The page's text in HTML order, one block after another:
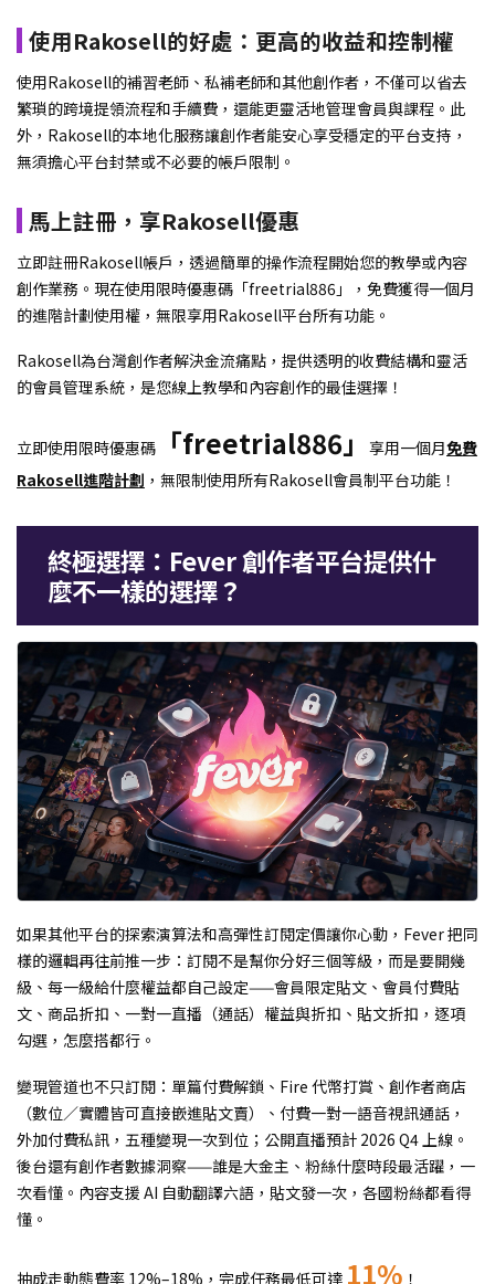
使用Rakosell的好處：更高的收益和控制權
使用Rakosell的補習老師、私補老師和其他創作者，不僅可以省去
繁瑣的跨境提領流程和手續費，還能更靈活地管理會員與課程。此
外，Rakosell的本地化服務讓創作者能安心享受穩定的平台支持，
無須擔心平台封禁或不必要的帳戶限制。
馬上註冊，享Rakosell優惠
立即註冊Rakosell帳戶，透過簡單的操作流程開始您的教學或內容
創作業務。現在使用限時優惠碼「freetrial886」，免費獲得一個月
的進階計劃使用權，無限享用Rakosell平台所有功能。
Rakosell為台灣創作者解決金流痛點，提供透明的收費結構和靈活
的會員管理系統，是您線上教學和內容創作的最佳選擇！
立即使用限時優惠碼 「freetrial886」 享用一個月免費
Rakosell進階計劃 ，無限制使用所有Rakosell會員制平台功能！
終極選擇：Fever 創作者平台提供什
麼不一樣的選擇？
如果其他平台的探索演算法和高彈性訂閱定價讓你心動，Fever 把同
樣的邏輯再往前推一步：訂閱不是幫你分好三個等級，而是要開幾
級、每一級給什麼權益都自己設定——會員限定貼文、會員付費貼
文、商品折扣、一對一直播（通話）權益與折扣、貼文折扣，逐項
勾選，怎麼搭都行。
變現管道也不只訂閱：單篇付費解鎖、Fire 代幣打賞、創作者商店
（數位／實體皆可直接嵌進貼文賣）、付費一對一語音視訊通話，
外加付費私訊，五種變現一次到位；公開直播預計 2026 Q4 上線。
後台還有創作者數據洞察——誰是大金主、粉絲什麼時段最活躍，一
次看懂。內容支援 AI 自動翻譯六語，貼文發一次，各國粉絲都看得
懂。
抽成走動態費率 12%–18%，完成任務最低可達 11% ！